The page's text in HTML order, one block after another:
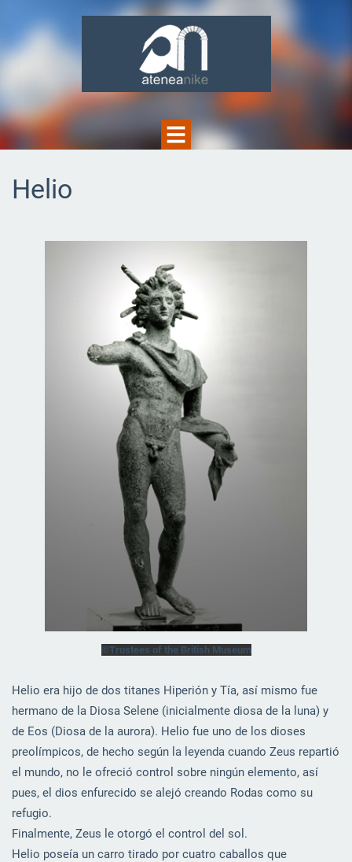
Helio
©Trustees of the British Museum
Helio era hijo de dos titanes Hiperión y Tía, así mismo fue
hermano de la Diosa Selene (inicialmente diosa de la luna) y
de Eos (Diosa de la aurora). Helio fue uno de los dioses
preolímpicos, de hecho según la leyenda cuando Zeus repartió
el mundo, no le ofreció control sobre ningún elemento, así
pues, el dios enfurecido se alejó creando Rodas como su
refugio.
Finalmente, Zeus le otorgó el control del sol.
Helio poseía un carro tirado por cuatro caballos que